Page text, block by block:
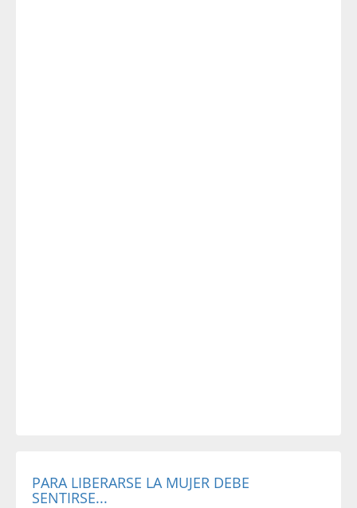
PARA LIBERARSE LA MUJER DEBE
SENTIRSE...